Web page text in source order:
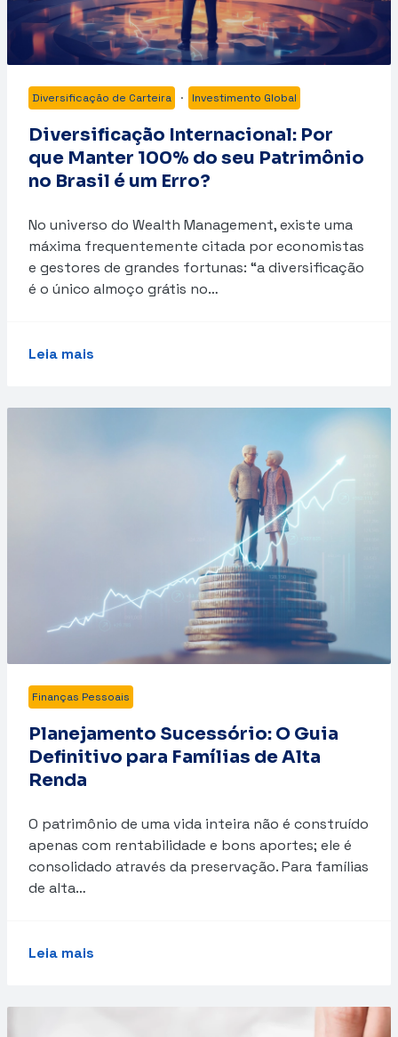
Diversificação de Carteira · Investimento Global
Diversificação Internacional: Por
que Manter 100% do seu Patrimônio
no Brasil é um Erro?
No universo do Wealth Management, existe uma
máxima frequentemente citada por economistas
e gestores de grandes fortunas: “a diversificação
é o único almoço grátis no…
Leia mais
Finanças Pessoais
Planejamento Sucessório: O Guia
Definitivo para Famílias de Alta
Renda
O patrimônio de uma vida inteira não é construído
apenas com rentabilidade e bons aportes; ele é
consolidado através da preservação. Para famílias
de alta…
Leia mais